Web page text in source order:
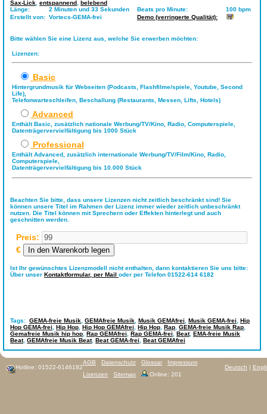
Sax-Lick entspannend belebend
Länge:
2 Minuten und 33 Sekunden Beats pro Minute:
100 bpm
Erstellt von: Vortecs-GEMA-frei Demo (verringerte Qualität):
Bitte wählen Sie eine Lizenz aus, welche Sie erwerben möchten:
Lizenzen:
Basic
Hintergrundmusik für Webseiten (Podcasts, Flashfilme/spiele, Youtube, Second
Life),
Telefonwarteschleifen, Beschallung (Restaurants, Messen, Lifts, Hotels)
Advanced
Enthält Basic, zusätzlich nationale Werbung/TV/Kino, Radio, Computerspiele,
Datenträgervervielfältigung bis 1000 Stück
Professional
Enthält Advanced, zusätzlich internationale Werbung/TV/Film/Kino, Radio,
Computerspiele,
Datenträgervervielfältigung bis 10.000 Stück
Beachten Sie bitte, dass unsere Lizenzen nicht zeitlich beschränkt sind! Sie
können unsere Titel im Rahmen der Lizenz immer wieder zeitlich unbeschränkt
nutzen. Die Titel können mit Sprechern oder Effekten hinterlegt und auch
geschnitten werden.
Preis:
€
Ist Ihr gewünschtes Lizenzmodell nicht enthalten, dann kontaktieren Sie uns bitte:
Über unser Kontaktformular, per Mail oder per Telefon 01522-614 6182
Tags: GEMA-freie Musik GEMAfreie Musik Musik GEMAfrei Musik GEMA-frei
Hip
Hop GEMA-frei
Hip Hop Hip Hop GEMAfrei Hip Hop Rap GEMA-freie Musik Rap
Gemafreie Musik hip hop Rap GEMAfrei Rap GEMA-frei Beat, EMA-freie Musik
Beat, GEMAfreie Musik Beat, Beat GEMA-frei Beat GEMAfrei
Hotline: 01522-6146182 Deutsch |
AGB Datenschutz Glossar
Impressum
Lizenzen
Sitemap Online: 201